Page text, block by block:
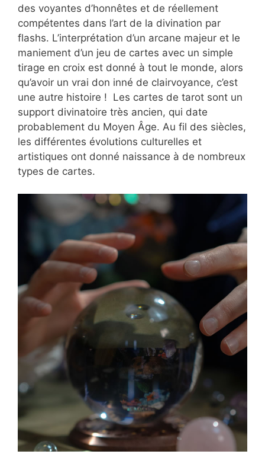
des voyantes d’honnêtes et de réellement
compétentes dans l’art de la divination par
flashs. L’interprétation d’un arcane majeur et le
maniement d’un jeu de cartes avec un simple
tirage en croix est donné à tout le monde, alors
qu’avoir un vrai don inné de clairvoyance, c’est
une autre histoire ! Les cartes de tarot sont un
support divinatoire très ancien, qui date
probablement du Moyen Âge. Au fil des siècles,
les différentes évolutions culturelles et
artistiques ont donné naissance à de nombreux
types de cartes.